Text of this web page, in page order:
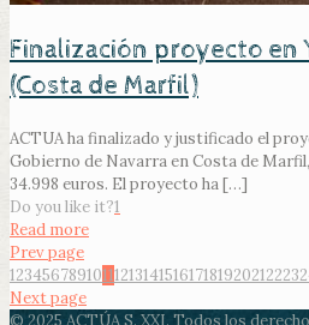
Finalización proyecto en
(Costa de Marfil)
ACTUA ha finalizado y justificado el
Gobierno de Navarra en Costa de
34.998 euros. El proyecto ha[…]
Do you like it?1
Read more
Prev page
1234567891011121314151617181920212223
Next page
© 2025 ACTÚA S. XXI. Todos los